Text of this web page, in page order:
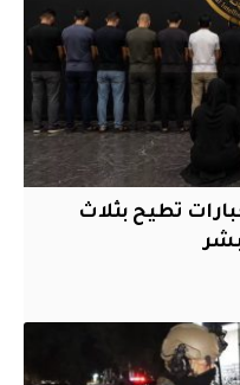
تطيح بثلاث